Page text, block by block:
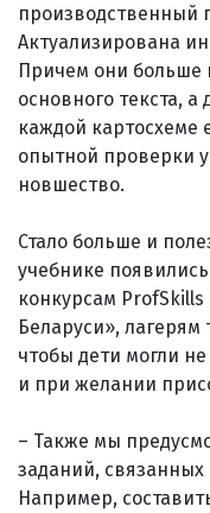
производственный
Актуализирована
Причем они больше
основного текста,
каждой картосхеме
опытной проверки
новшество.
Стало больше и
учебнике
конкурсам ProfSkills
Беларуси», лагерям
чтобы дети могли
и при желании
– Также мы
заданий, связанных
Например,